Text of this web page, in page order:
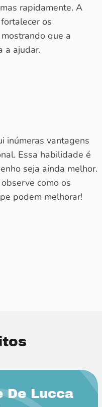
rapidamente. A
os
que a
a ajudar.
inúmeras vantagens
Essa habilidade é
seja ainda melhor.
como os
podem melhorar!
De Lucca